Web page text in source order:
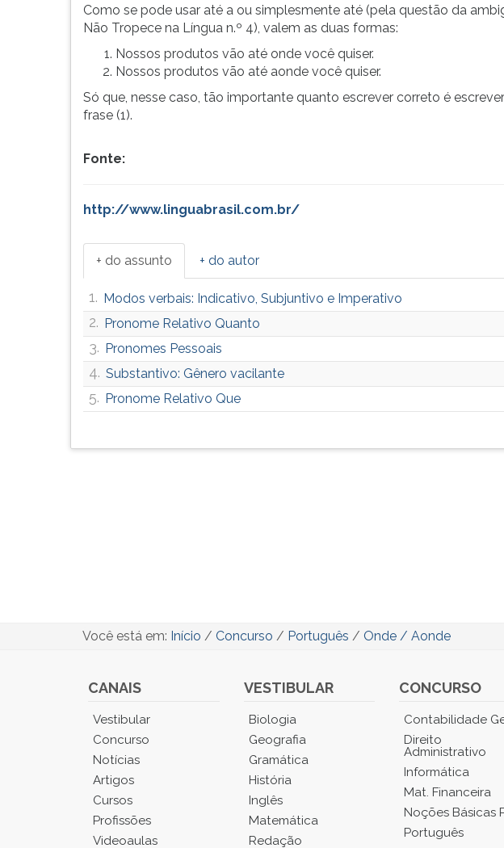
Como se pode usar até a ou simplesmente até (pela questão da
Não Tropece na Língua n.º 4), valem as duas formas:
Nossos produtos vão até onde você quiser.
Nossos produtos vão até aonde você quiser.
Só que, nesse caso, tão importante quanto escrever correto é
frase (1).
Fonte:
http://www.linguabrasil.com.br/
+ do assunto + do autor
1. Modos verbais: Indicativo, Subjuntivo e Imperativo
2. Pronome Relativo Quanto
3. Pronomes Pessoais
4. Substantivo: Gênero vacilante
5. Pronome Relativo Que
Você está em: Início / Concurso / Português / Onde / Aonde
CANAIS
Você
está
Menu
Principal.
Pressione
TAB
e
Vestibular
Concurso
Notícias
Artigos
Cursos
Profissões
Videoaulas
VESTIBULAR
Biologia
Geografia
Gramática
História
Inglês
Matemática
Redação
CONCURSO
Contabilidade
Direito
Administrativo
Informática
Mat. Financeira
Noções Básicas
Português